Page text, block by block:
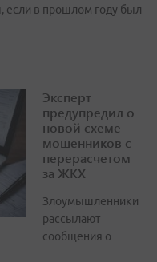
если в прошлом году был
Эксперт
предупредил о
новой схеме
мошенников с
перерасчетом
за ЖКХ
Злоумышленники
рассылают
сообщения о